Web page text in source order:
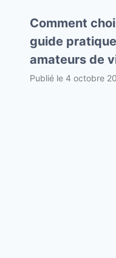
Comment
guide
amateurs de
Publié le 4 octobre